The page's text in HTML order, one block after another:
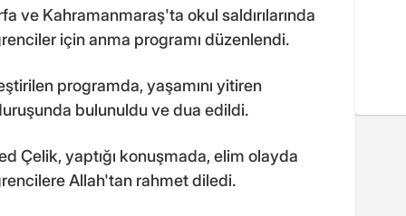
ve Kahramanmaraş'ta okul saldırılarında
için anma programı düzenlendi.
programda, yaşamını yitiren
bulunuldu ve dua edildi.
Çelik, yaptığı konuşmada, elim olayda
Allah'tan rahmet diledi.